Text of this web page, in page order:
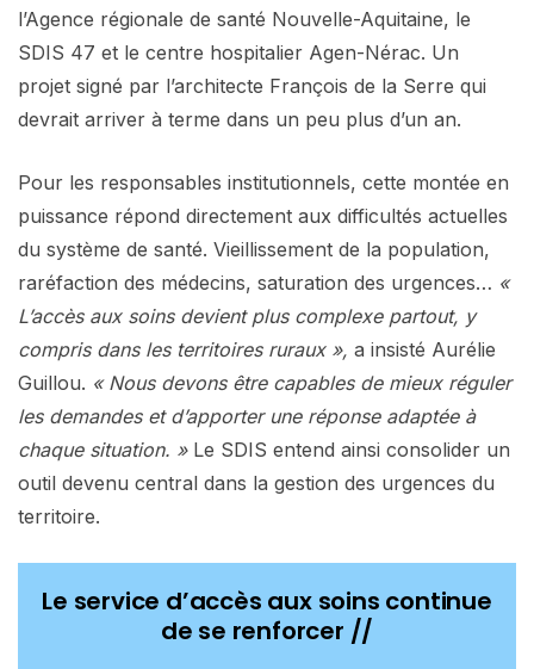
l’Agence régionale de santé Nouvelle-Aquitaine, le
SDIS 47 et le centre hospitalier Agen-Nérac. Un
projet signé par l’architecte François de la Serre qui
devrait arriver à terme dans un peu plus d’un an.
Pour les responsables institutionnels, cette montée en
puissance répond directement aux difficultés actuelles
du système de santé. Vieillissement de la population,
raréfaction des médecins, saturation des urgences… «
L’accès aux soins devient plus complexe partout, y
compris dans les territoires ruraux », a insisté Aurélie
Guillou. « Nous devons être capables de mieux réguler
les demandes et d’apporter une réponse adaptée à
chaque situation. » Le SDIS entend ainsi consolider un
outil devenu central dans la gestion des urgences du
territoire.
Le service d’accès aux soins continue
de se renforcer //